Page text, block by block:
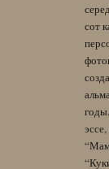
сот